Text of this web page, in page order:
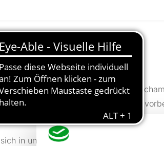
& Entertainment
die Vielfalt der Al Shira’aa
voller Highlights. Schauen Sie
sollten!
in unserem großzügigen